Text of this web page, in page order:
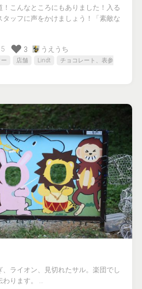
！こんなところにもありました！入る
タッフに声をかけましょう！「素敵な
5 3 うえうち
店舗 Lindt
チョコレート、表参
、ライオン、見切れたサル。楽団でし
ります。 …